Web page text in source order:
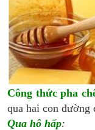
Công thức pha
qua hai con đường
Qua hô hấp: